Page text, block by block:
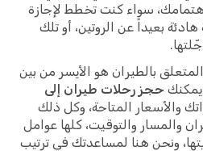
سواء كنت تخطط لإجازة
بعيداً عن الروتين، أو تلك
بالطيران هو الأيسر من بين
حجز رحلات طيران إلى
والأسعار المتاحة، وكل ذلك
والمسار والتوقيت، كلها عوامل
ونحن هنا لمساعدتك في ترتيب